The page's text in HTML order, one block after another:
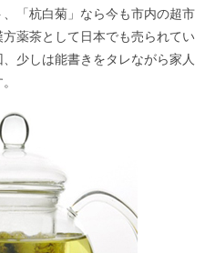
「杭白菊」なら今も市内の超市
方薬茶として日本でも売られてい
少しは能書きをタレながら家人